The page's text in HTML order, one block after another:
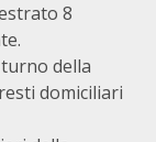
8
della
domiciliari